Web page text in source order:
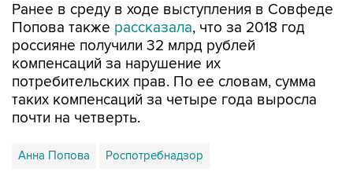
Ранее в среду в ходе выступления в Совфеде
Попова также рассказала, что за 2018 год
россияне получили 32 млрд рублей
компенсаций за нарушение их
потребительских прав. По ее словам, сумма
таких компенсаций за четыре года выросла
почти на четверть.
Анна Попова Роспотребнадзор